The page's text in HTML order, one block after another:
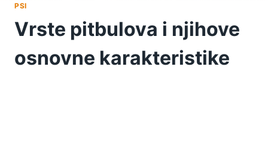
PSI
Vrste pitbulova i njihove
osnovne karakteristike